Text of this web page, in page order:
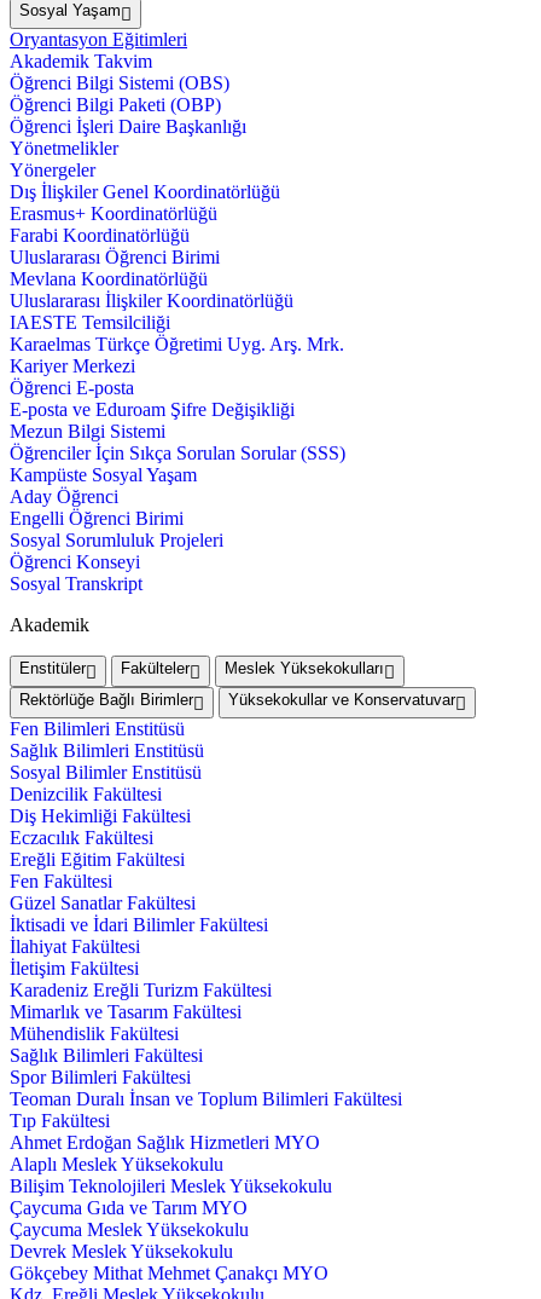
Sosyal Yaşam
Oryantasyon Eğitimleri
Akademik Takvim
Öğrenci Bilgi Sistemi (OBS)
Öğrenci Bilgi Paketi (OBP)
Öğrenci İşleri Daire Başkanlığı
Yönetmelikler
Yönergeler
Dış İlişkiler Genel Koordinatörlüğü
Erasmus+ Koordinatörlüğü
Farabi Koordinatörlüğü
Uluslararası Öğrenci Birimi
Mevlana Koordinatörlüğü
Uluslararası İlişkiler Koordinatörlüğü
IAESTE Temsilciliği
Karaelmas Türkçe Öğretimi Uyg. Arş. Mrk.
Kariyer Merkezi
Öğrenci E-posta
E-posta ve Eduroam Şifre Değişikliği
Mezun Bilgi Sistemi
Öğrenciler İçin Sıkça Sorulan Sorular (SSS)
Kampüste Sosyal Yaşam
Aday Öğrenci
Engelli Öğrenci Birimi
Sosyal Sorumluluk Projeleri
Öğrenci Konseyi
Sosyal Transkript
Akademik
Enstitüler Fakülteler
Meslek Yüksekokulları
Rektörlüğe Bağlı Birimler
Yüksekokullar ve Konservatuvar
Fen Bilimleri Enstitüsü
Sağlık Bilimleri Enstitüsü
Sosyal Bilimler Enstitüsü
Denizcilik Fakültesi
Diş Hekimliği Fakültesi
Eczacılık Fakültesi
Ereğli Eğitim Fakültesi
Fen Fakültesi
Güzel Sanatlar Fakültesi
İktisadi ve İdari Bilimler Fakültesi
İlahiyat Fakültesi
İletişim Fakültesi
Karadeniz Ereğli Turizm Fakültesi
Mimarlık ve Tasarım Fakültesi
Mühendislik Fakültesi
Sağlık Bilimleri Fakültesi
Spor Bilimleri Fakültesi
Teoman Duralı İnsan ve Toplum Bilimleri Fakültesi
Tıp Fakültesi
Ahmet Erdoğan Sağlık Hizmetleri MYO
Alaplı Meslek Yüksekokulu
Bilişim Teknolojileri Meslek Yüksekokulu
Çaycuma Gıda ve Tarım MYO
Çaycuma Meslek Yüksekokulu
Devrek Meslek Yüksekokulu
Gökçebey Mithat Mehmet Çanakçı MYO